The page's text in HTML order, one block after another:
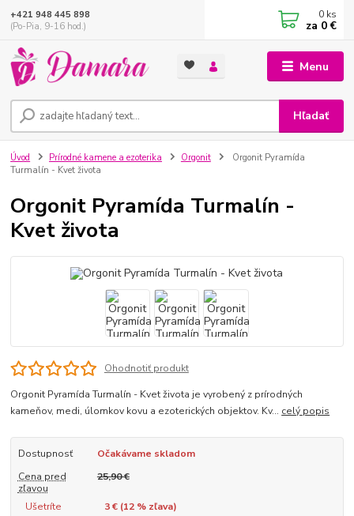
Menu
Hľadať
+421 948 445 898
(Po-Pia, 9-16 hod.)
0 ks
za 0 €
Úvod Prírodné kamene a ezoterika Orgonit
Orgonit Pyramída
Turmalín - Kvet života
Orgonit Pyramída Turmalín -
Kvet života
Ohodnotiť produkt
Orgonit Pyramída Turmalín - Kvet života je vyrobený z prírodných
kameňov, medi, úlomkov kovu a ezoterických objektov. Kv... celý popis
Dostupnosť
Očakávame skladom
Cena pred
zľavou
25,90 €
Ušetríte 3 € (12% zľava)